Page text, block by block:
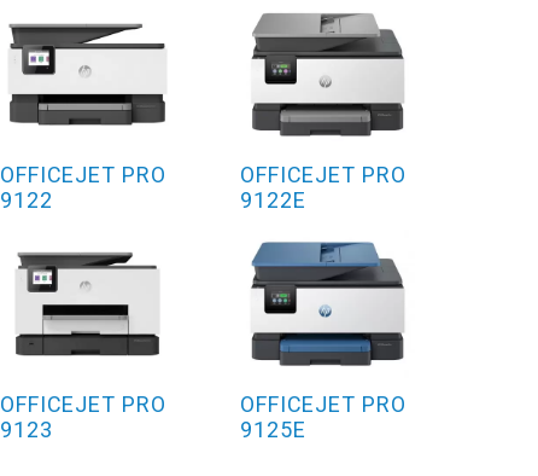
OFFICEJET PRO
9122
OFFICEJET PRO
9123
OFFICEJET PRO
9122E
OFFICEJET PRO
9125E